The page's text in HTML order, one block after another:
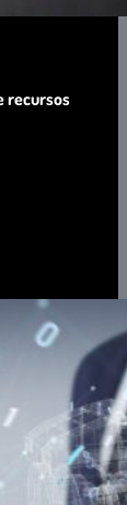
recursos